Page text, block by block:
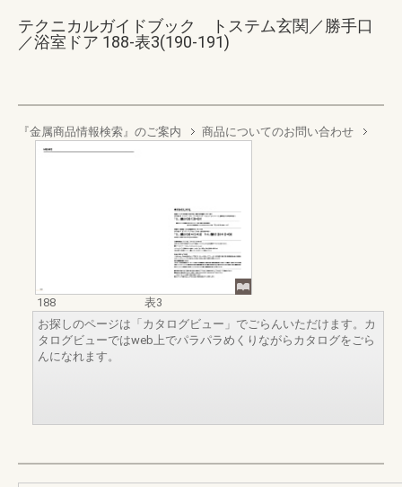
テクニカルガイドブック トステム玄関／勝手口
／浴室ドア 188-表3(190-191)
『金属商品情報検索』のご案内 商品についてのお問い合わせ
188
表3
お探しのページは「カタログビュー」でごらんいただけます。カ
タログビューではweb上でパラパラめくりながらカタログをごら
んになれます。